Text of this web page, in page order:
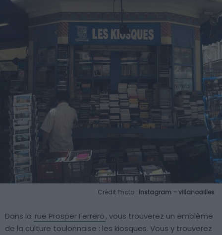
Crédit Photo : Instagram – villanoailles
Dans la rue Prosper Ferrero, vous trouverez un emblème
de la culture toulonnaise : les kiosques. Vous y trouverez